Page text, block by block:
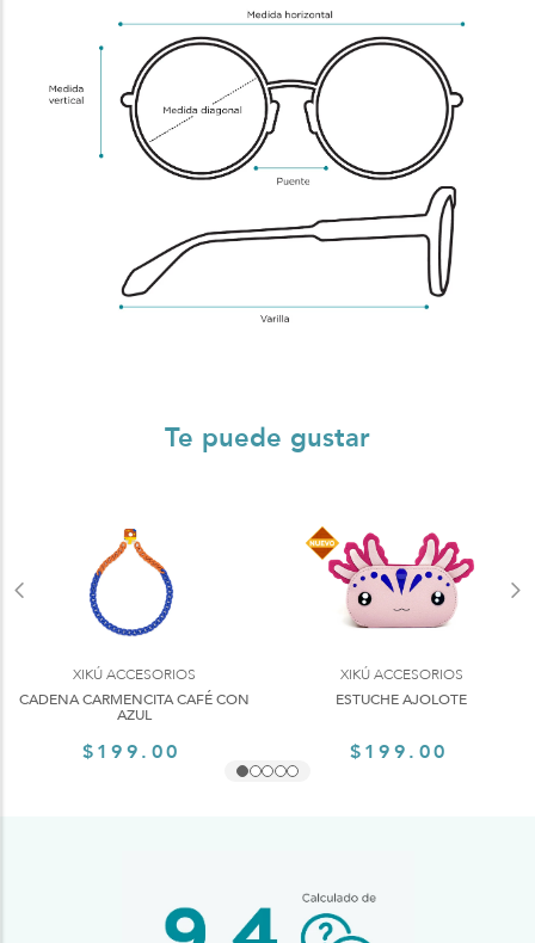
Te puede gustar
XIKÚ ACCESORIOS
CADENA CARMENCITA CAFÉ CON
AZUL
$199.00
XIKÚ ACCESORIOS
ESTUCHE AJOLOTE
$199.00